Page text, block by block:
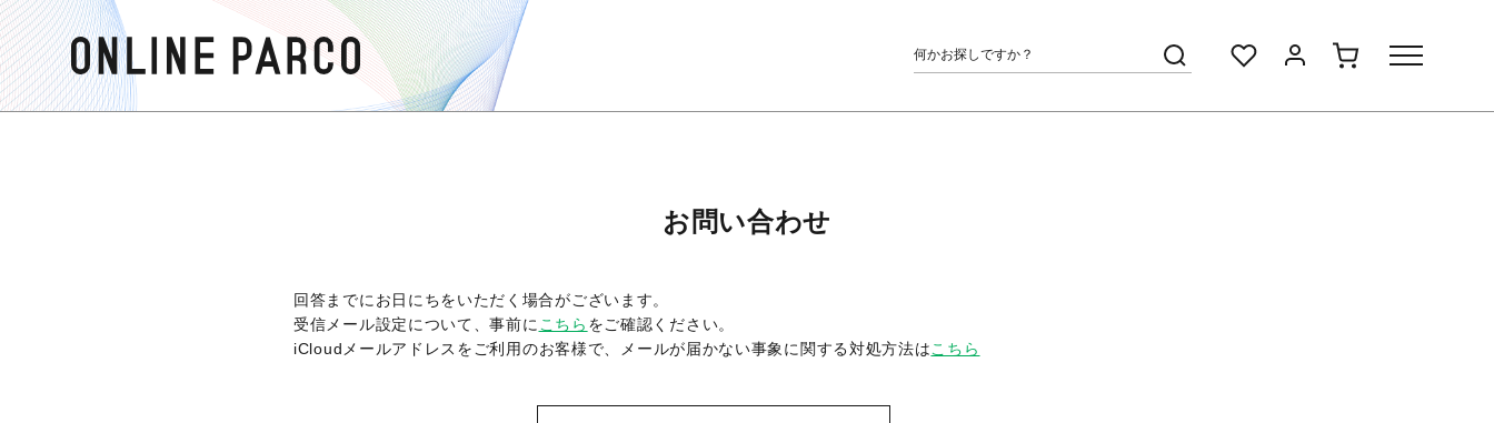
お問い合わせ
回答までにお日にちをいただく場合がございます。
受信メール設定について、事前に こちら をご確認ください。
iCloudメールアドレスをご利用のお客様で、メールが届かない事象に関する対処方法はこちら